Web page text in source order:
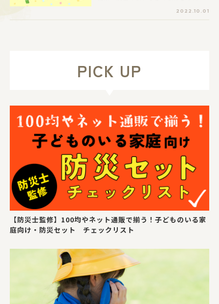
2022.10.01
PICK UP
【防災士監修】100均やネット通販で揃う！子どものいる家
庭向け・防災セット チェックリスト